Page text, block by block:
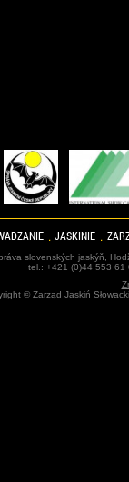
JASKINIE
slovenských jaskýň,
tel.: +421 (0)44 553
©Zarząd Jaskiń